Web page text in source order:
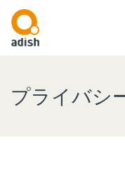
プライバシ